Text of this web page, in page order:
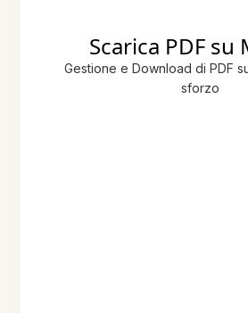
Scarica PDF su
Gestione e Download di PDF
sforzo